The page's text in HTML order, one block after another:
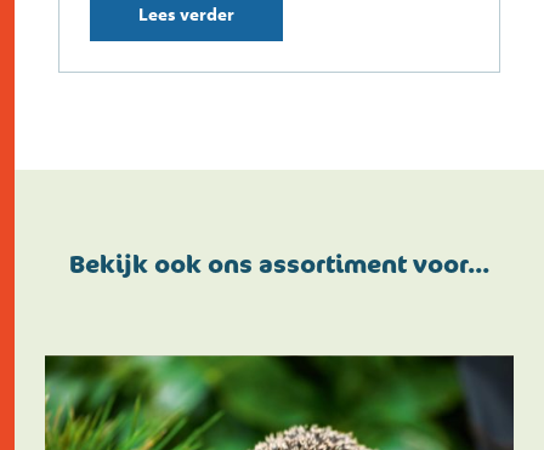
Lees verder
Bekijk ook ons assortiment voor…